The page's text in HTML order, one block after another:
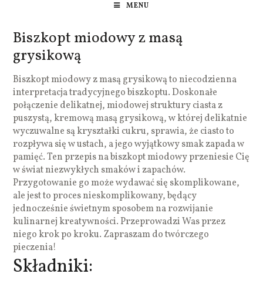
MENU
Biszkopt miodowy z masą
grysikową
Biszkopt miodowy z masą grysikową to niecodzienna
interpretacja tradycyjnego biszkoptu. Doskonałe
połączenie delikatnej, miodowej struktury ciasta z
puszystą, kremową masą grysikową, w której delikatnie
wyczuwalne są kryształki cukru, sprawia, że ciasto to
rozpływa się w ustach, a jego wyjątkowy smak zapada w
pamięć. Ten przepis na biszkopt miodowy przeniesie Cię
w świat niezwykłych smaków i zapachów.
Przygotowanie go może wydawać się skomplikowane,
ale jest to proces nieskomplikowany, będący
jednocześnie świetnym sposobem na rozwijanie
kulinarnej kreatywności. Przeprowadzi Was przez
niego krok po kroku. Zapraszam do twórczego
pieczenia!
Składniki: